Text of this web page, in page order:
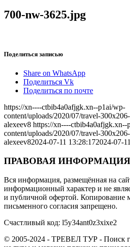
700-nw-3625.jpg
Поделиться записью
Share on WhatsApp
Поделиться Vk
Поделиться по почте
https://xn----ctbib4a0afjgk.xn--p1ai/wp-
content/uploads/2020/07/travel-
alexeev8 https://xn----ctbib4a0afjgk.xn--
content/uploads/2020/07/travel-
alexeev82024-07-11 13:28:172024-07-
ПРАВОВАЯ
Вся информация, размещённая на
информационный характер и не
и публичной офертой. Копирование
письменного согласия запрещено.
Счастливый код: l5y34ant0z3xixe2
© 2005-2024 - ТРЕВЕЛ ТУР - Поиск